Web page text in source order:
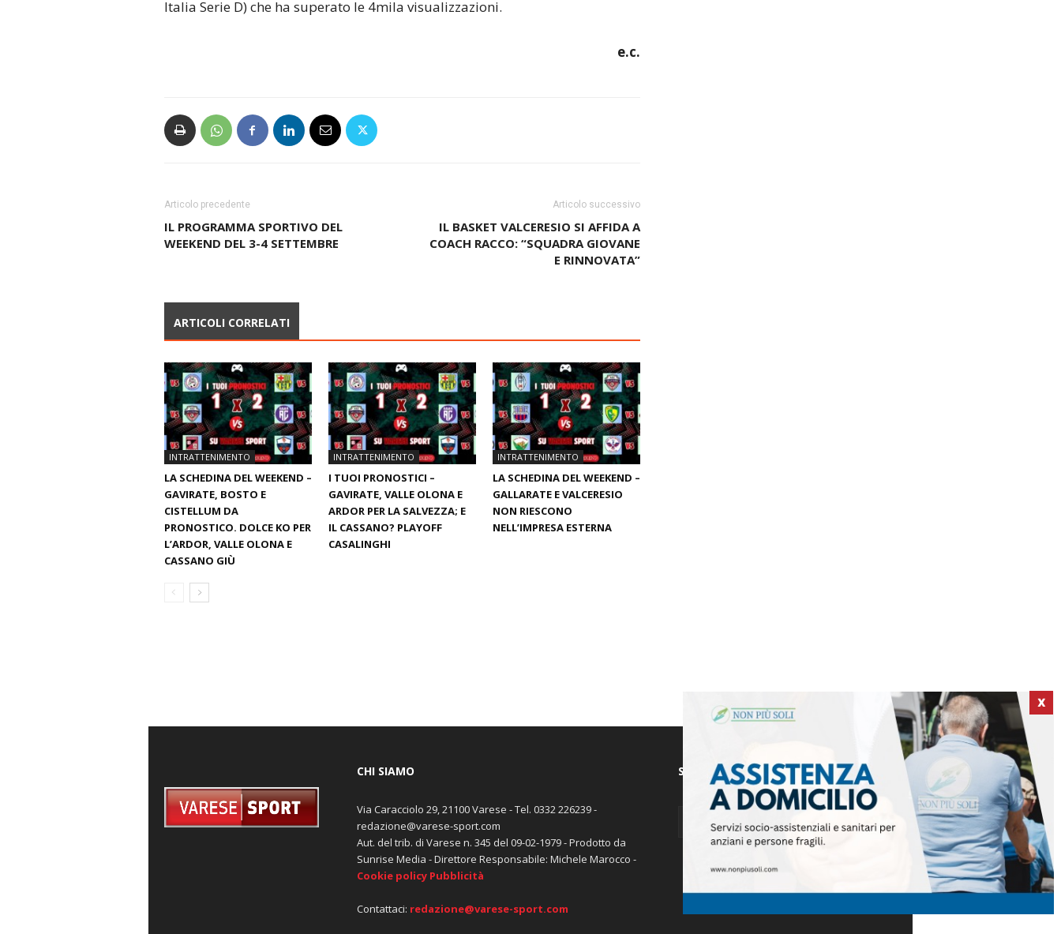
Italia Serie D) che ha superato le 4mila visualizzazioni.
e.c.
Articolo precedente
IL PROGRAMMA SPORTIVO DEL
WEEKEND DEL 3-4 SETTEMBRE
Articolo successivo
IL BASKET VALCERESIO SI AFFIDA A
COACH RACCO: “SQUADRA GIOVANE
E RINNOVATA”
ARTICOLI CORRELATI
INTRATTENIMENTO
LA SCHEDINA DEL WEEKEND –
GAVIRATE, BOSTO E
CISTELLUM DA
PRONOSTICO. DOLCE KO PER
L’ARDOR, VALLE OLONA E
CASSANO GIÙ
INTRATTENIMENTO
I TUOI PRONOSTICI –
GAVIRATE, VALLE OLONA E
ARDOR PER LA SALVEZZA; E
IL CASSANO? PLAYOFF
CASALINGHI
INTRATTENIMENTO
LA SCHEDINA DEL WEEKEND –
GALLARATE E VALCERESIO
NON RIESCONO
NELL’IMPRESA ESTERNA
X
CHI SIAMO
Via Caracciolo 29, 21100 Varese - Tel. 0332 226239 -
redazione@varese-sport.com
Aut. del trib. di Varese n. 345 del 09-02-1979 - Prodotto da
Sunrise Media - Direttore Responsabile: Michele Marocco -
Cookie policy Pubblicità
Contattaci: redazione@varese-sport.com
SEGUICI